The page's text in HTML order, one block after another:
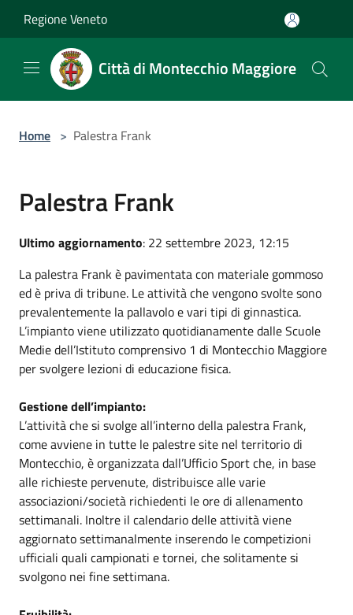
Regione Veneto
Città di Montecchio Maggiore
Home > Palestra Frank
Palestra Frank
Ultimo aggiornamento: 22 settembre 2023, 12:15
La palestra Frank è pavimentata con materiale gommoso
ed è priva di tribune. Le attività che vengono svolte sono
prevalentemente la pallavolo e vari tipi di ginnastica.
L’impianto viene utilizzato quotidianamente dalle Scuole
Medie dell’Istituto comprensivo 1 di Montecchio Maggiore
per svolgere lezioni di educazione fisica.
Gestione dell’impianto:
L’attività che si svolge all’interno della palestra Frank,
come avviene in tutte le palestre site nel territorio di
Montecchio, è organizzata dall’Ufficio Sport che, in base
alle richieste pervenute, distribuisce alle varie
associazioni/società richiedenti le ore di allenamento
settimanali. Inoltre il calendario delle attività viene
aggiornato settimanalmente inserendo le competizioni
ufficiali quali campionati e tornei, che solitamente si
svolgono nei fine settimana.